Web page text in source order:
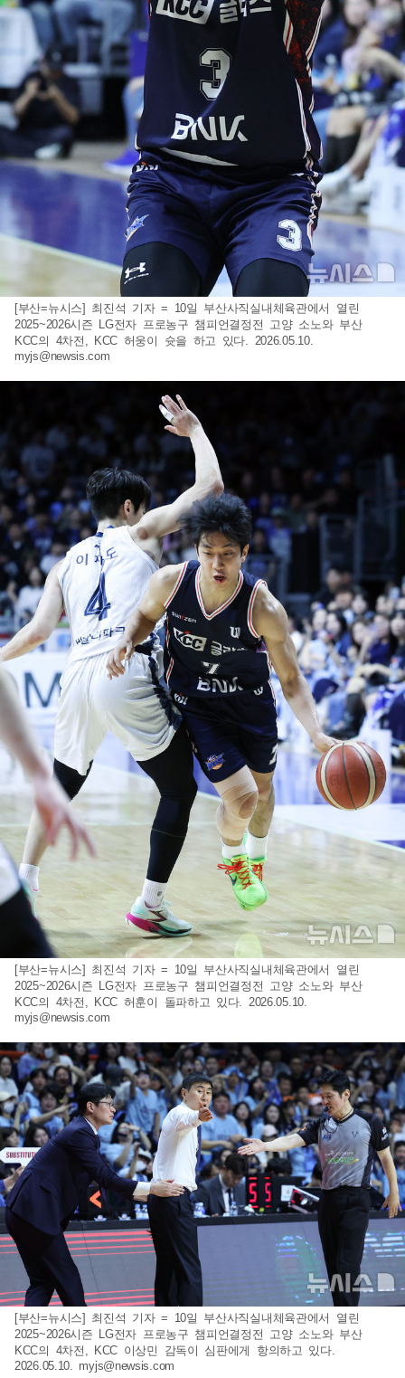
[부산=뉴시스] 최진석 기자 = 10일 부산사직실내체육관에서 열린
2025~2026시즌 LG전자 프로농구 챔피언결정전 고양 소노와 부산
KCC의 4차전, KCC 허웅이 슛을 하고 있다. 2026.05.10.
myjs@newsis.com
[부산=뉴시스] 최진석 기자 = 10일 부산사직실내체육관에서 열린
2025~2026시즌 LG전자 프로농구 챔피언결정전 고양 소노와 부산
KCC의 4차전, KCC 허훈이 돌파하고 있다. 2026.05.10.
myjs@newsis.com
[부산=뉴시스] 최진석 기자 = 10일 부산사직실내체육관에서 열린
2025~2026시즌 LG전자 프로농구 챔피언결정전 고양 소노와 부산
KCC의 4차전, KCC 이상민 감독이 심판에게 항의하고 있다.
2026.05.10. myjs@newsis.com